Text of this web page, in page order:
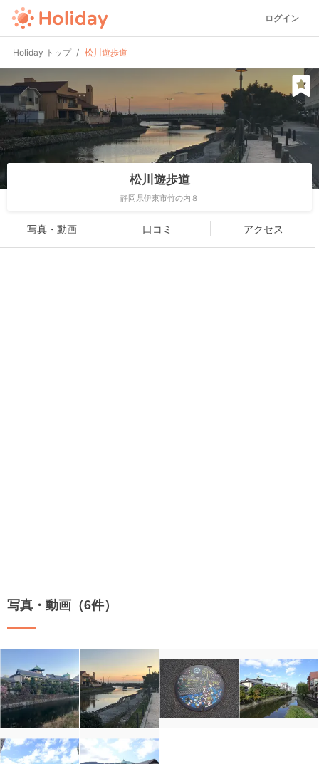
ログイン
Holiday トップ 松川遊歩道
松川遊歩道
静岡県伊東市竹の内８
写真・動画 口コミ アクセス
写真・動画（6件）